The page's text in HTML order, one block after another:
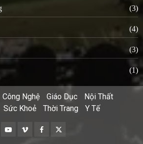
(3)
(4)
(3)
(1)
Công Nghệ Giáo Dục
Nội Thất
Sức Khoẻ Thời Trang Y Tế
YoutubeVimeoFacebook
Twitter